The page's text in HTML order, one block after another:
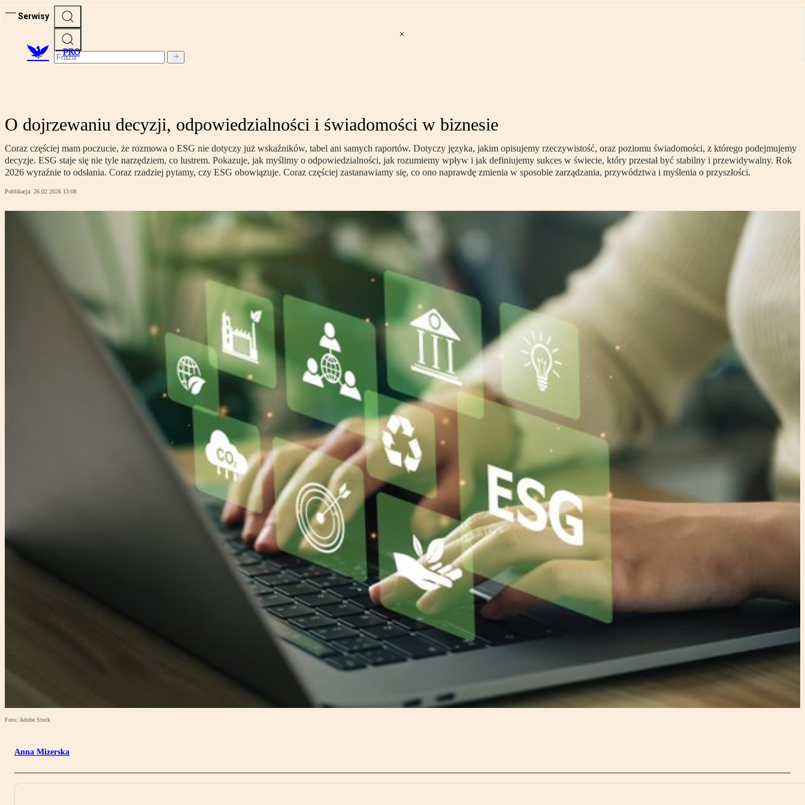
Serwisy
PRO
O dojrzewaniu decyzji, odpowiedzialności i świadomości w biznesie
Coraz częściej mam poczucie, że rozmowa o ESG nie dotyczy już wskaźników, tabel ani samych raportów. Dotyczy języka, jakim opisujemy rzeczywistość, oraz poziomu świadomości, z którego podejmujemy
decyzje. ESG staje się nie tyle narzędziem, co lustrem. Pokazuje, jak myślimy o odpowiedzialności, jak rozumiemy wpływ i jak definiujemy sukces w świecie, który przestał być stabilny i przewidywalny. Rok
2026 wyraźnie to odsłania. Coraz rzadziej pytamy, czy ESG obowiązuje. Coraz częściej zastanawiamy się, co ono naprawdę zmienia w sposobie zarządzania, przywództwa i myślenia o przyszłości.
Publikacja: 26.02.2026 13:08
Foto: Adobe Stock
Anna Mizerska